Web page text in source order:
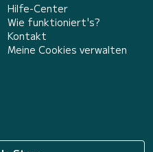
Hilfe-Center
Wie funktioniert's?
Kontakt
Meine Cookies verwalten